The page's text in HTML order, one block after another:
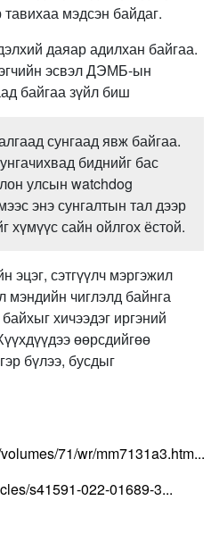
мэдсэн байдаг.
даяар адилхан байгаа.
эсвэл ДЭМБ-ын
байгаа зүйл биш
сунгаад явж байгаа.
биднийг бас
улсын watchdog
энэ сунгалтын тал дээр
хүмүүс сайн ойлгох ёстой.
эцэг, сэтгүүлч мэргэжил
мэндийн чиглэлд байнга
хичээдэг иргэний
өөрсдийгөө
бүлээ, бусдыг
71/wr/mm7131a3.htm...
s41591-022-01689-3...